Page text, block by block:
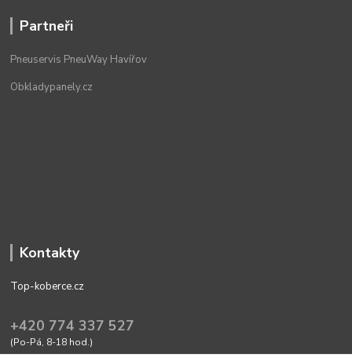
Partneři
Pneuservis PneuWay Havířov
Obkladypanely.cz
Kontakty
Top-koberce.cz
+420 774 337 527
(Po-Pá, 8-18 hod.)